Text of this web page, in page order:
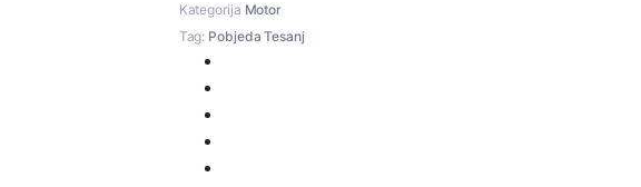
Kategorija Motor
Tag: Pobjeda Tesanj